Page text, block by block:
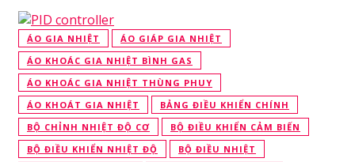
ÁO GIA NHIỆT
ÁO GIÁP GIA NHIỆT
ÁO KHOÁC GIA NHIỆT BÌNH GAS
ÁO KHOÁC GIA NHIỆT THÙNG PHUY
ÁO KHOÁT GIA NHIỆT
BẢNG ĐIỀU KHIỂN CHÍNH
BỘ CHỈNH NHIỆT ĐỘ CƠ
BỘ ĐIỀU KHIỂN CẢM BIẾN
BỘ ĐIỀU KHIỂN NHIỆT ĐỘ
BỘ ĐIỀU NHIỆT